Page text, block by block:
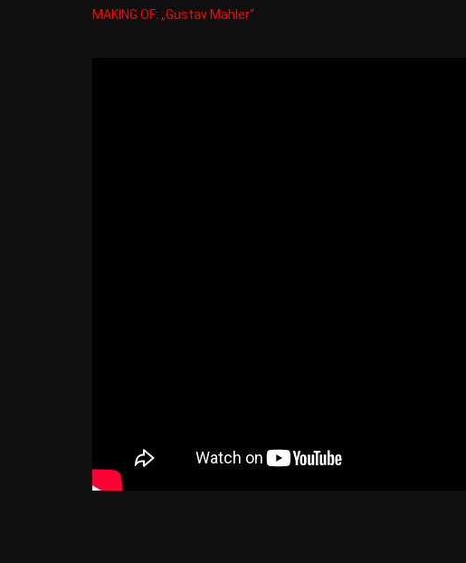
MAKING OF: „Gustav Mahler“